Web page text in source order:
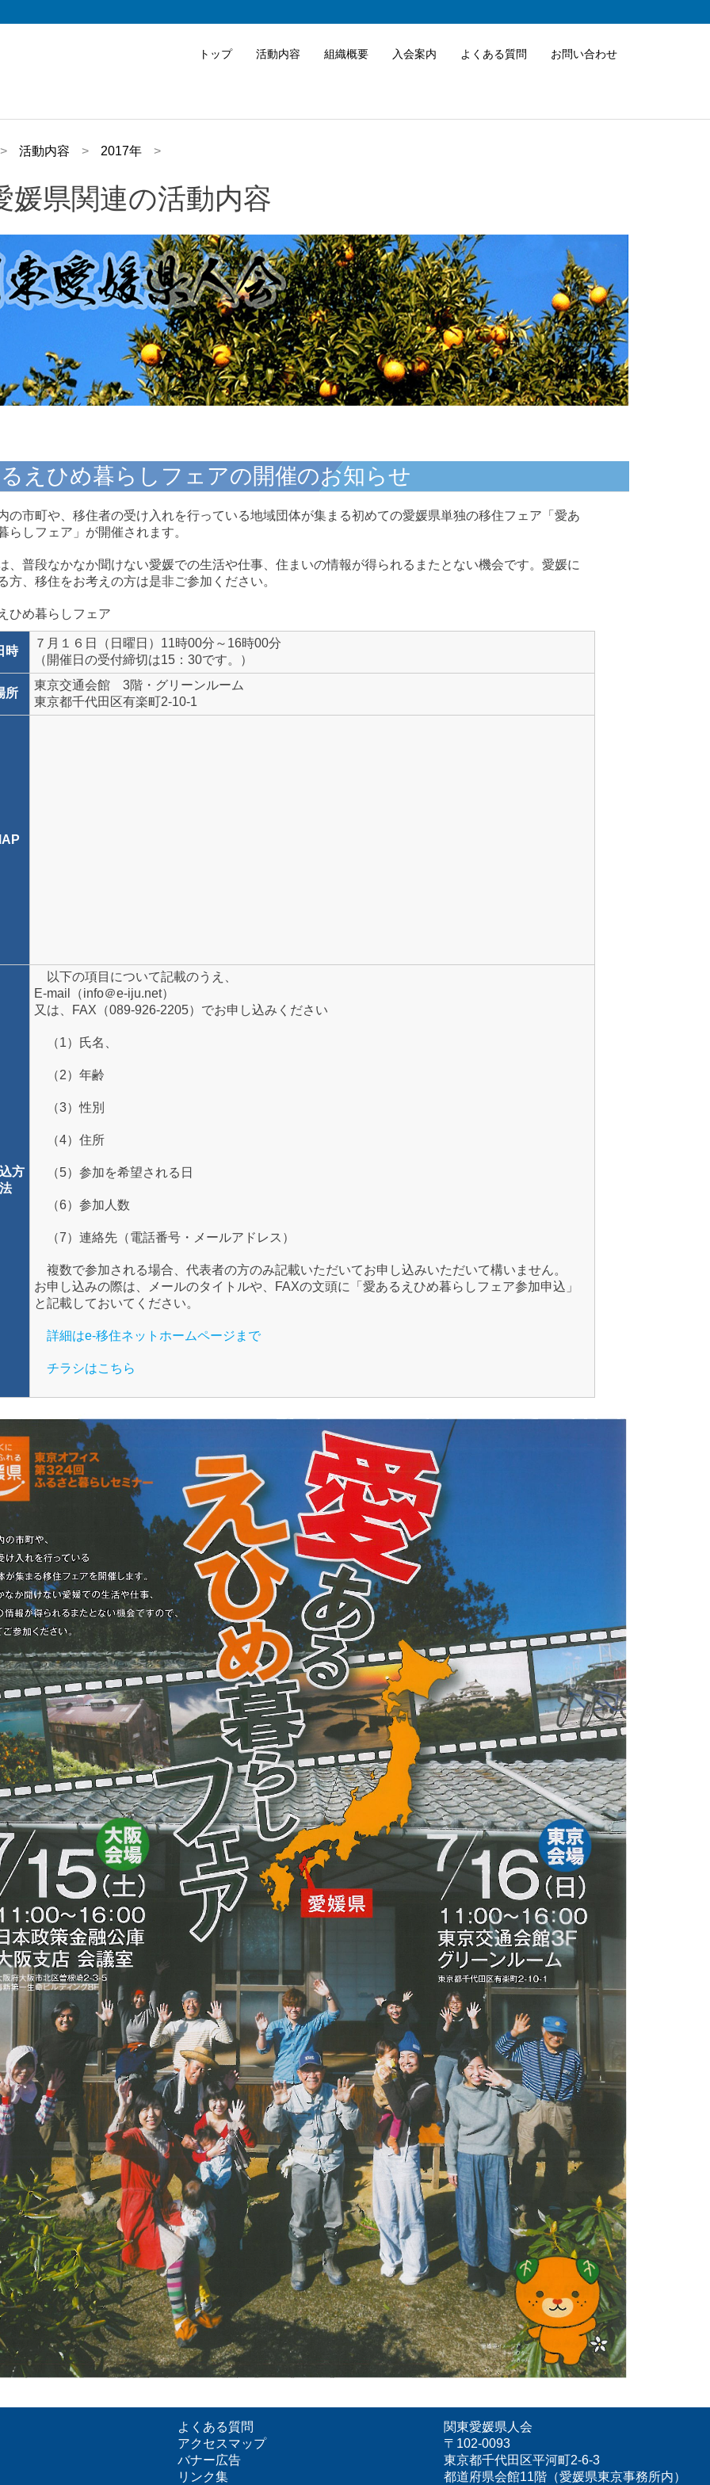
トップ 活動内容 組織概要 入会案内 よくある質問 お問い合わせ
活動内容 2017年
媛県関連の活動内容
えひめ暮らしフェアの開催のお知らせ
の市町や、移住者の受け入れを行っている地域団体が集まる初めての愛媛県単独の移住フェア「愛あ
らしフェア」が開催されます。
、普段なかなか聞けない愛媛での生活や仕事、住まいの情報が得られるまたとない機会です。愛媛に
方、移住をお考えの方は是非ご参加ください。
時
７月１６日（日曜日）11時00分～16時00分
（開催日の受付締切は15：30です。）
所
東京交通会館 3階・グリーンルーム
東京都千代田区有楽町2-10-1
方
以下の項目について記載のうえ、
E-mail（info＠e-iju.net）
又は、FAX（089-926-2205）でお申し込みください
（1）氏名、
（2）年齢
（3）性別
（4）住所
（5）参加を希望される日
（6）参加人数
（7）連絡先（電話番号・メールアドレス）
複数で参加される場合、代表者の方のみ記載いただいてお申し込みいただいて構いません。
お申し込みの際は、メールのタイトルや、FAXの文頭に「愛あるえひめ暮らしフェア参加申込」
と記載しておいてください。
詳細はe-移住ネットホームページまで
チラシはこちら
よくある質問
アクセスマップ
バナー広告
リンク集
関東愛媛県人会
〒102-0093
東京都千代田区平河町2-6-3
都道府県会館11階（愛媛県東京事務所内）